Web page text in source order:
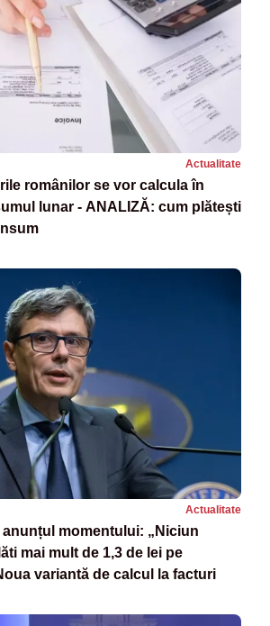
Actualitate
românilor se vor calcula în
lunar - ANALIZĂ: cum plătești
Actualitate
momentului: „Niciun
mai mult de 1,3 de lei pe
variantă de calcul la facturi